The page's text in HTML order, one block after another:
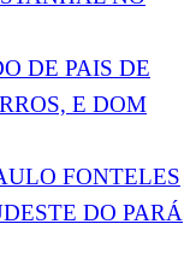
DE PAIS DE
E DOM
FONTELES
DO PARÁ